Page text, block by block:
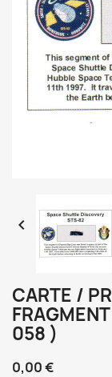

CARTE /
058 )
0,00 €